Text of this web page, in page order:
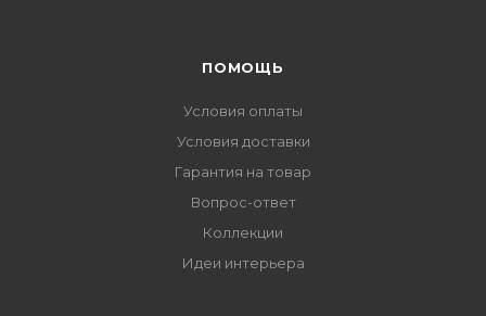
ПОМОЩЬ
Условия оплаты
Условия доставки
Гарантия на товар
Вопрос-ответ
Коллекции
Идеи интерьера